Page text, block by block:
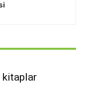
kitaplar